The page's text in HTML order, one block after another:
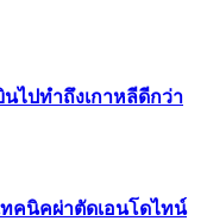
ไปทำถึงเกาหลีดีกว่า
คนิคผ่าตัดเอนโดไทน์